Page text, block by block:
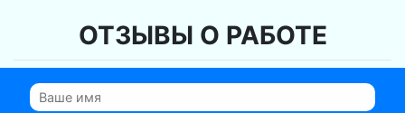
ОТЗЫВЫ О РАБОТЕ